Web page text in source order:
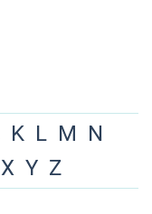
K L M N
X Y Z